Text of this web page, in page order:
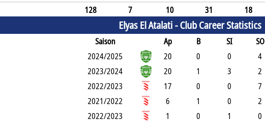
128
7 10 31 18
Elyas El Atalati -Club Career Statistics
Saison Ap B SI SO
2024/2025 20 0 0 4
2023/2024 20 1 3 2
2022/2023 17 0 0 7
2021/2022 6 1 0 2
2022/2023 1 0 1 0